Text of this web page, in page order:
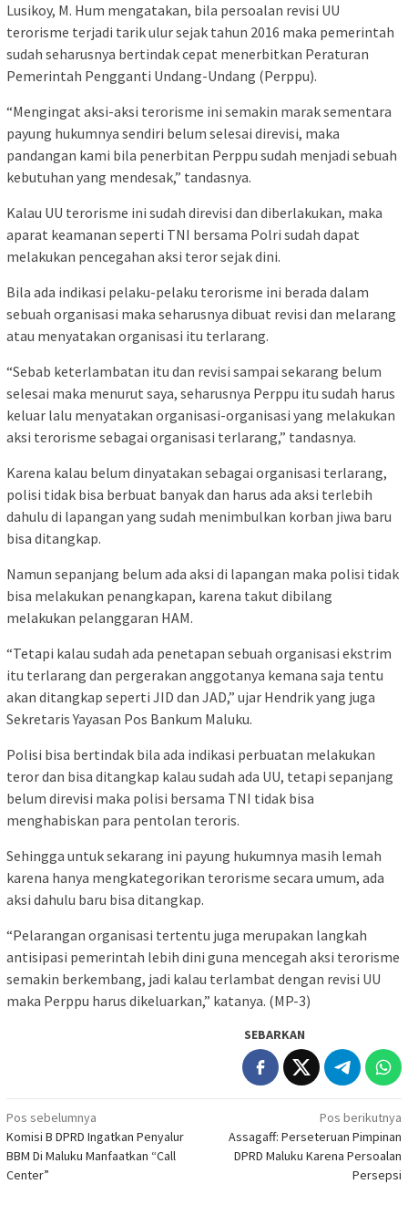
Lusikoy, M. Hum mengatakan, bila persoalan revisi UU
terorisme terjadi tarik ulur sejak tahun 2016 maka pemerintah
sudah seharusnya bertindak cepat menerbitkan Peraturan
Pemerintah Pengganti Undang-Undang (Perppu).
“Mengingat aksi-aksi terorisme ini semakin marak sementara
payung hukumnya sendiri belum selesai direvisi, maka
pandangan kami bila penerbitan Perppu sudah menjadi sebuah
kebutuhan yang mendesak,” tandasnya.
Kalau UU terorisme ini sudah direvisi dan diberlakukan, maka
aparat keamanan seperti TNI bersama Polri sudah dapat
melakukan pencegahan aksi teror sejak dini.
Bila ada indikasi pelaku-pelaku terorisme ini berada dalam
sebuah organisasi maka seharusnya dibuat revisi dan melarang
atau menyatakan organisasi itu terlarang.
“Sebab keterlambatan itu dan revisi sampai sekarang belum
selesai maka menurut saya, seharusnya Perppu itu sudah harus
keluar lalu menyatakan organisasi-organisasi yang melakukan
aksi terorisme sebagai organisasi terlarang,” tandasnya.
Karena kalau belum dinyatakan sebagai organisasi terlarang,
polisi tidak bisa berbuat banyak dan harus ada aksi terlebih
dahulu di lapangan yang sudah menimbulkan korban jiwa baru
bisa ditangkap.
Namun sepanjang belum ada aksi di lapangan maka polisi tidak
bisa melakukan penangkapan, karena takut dibilang
melakukan pelanggaran HAM.
“Tetapi kalau sudah ada penetapan sebuah organisasi ekstrim
itu terlarang dan pergerakan anggotanya kemana saja tentu
akan ditangkap seperti JID dan JAD,” ujar Hendrik yang juga
Sekretaris Yayasan Pos Bankum Maluku.
Polisi bisa bertindak bila ada indikasi perbuatan melakukan
teror dan bisa ditangkap kalau sudah ada UU, tetapi sepanjang
belum direvisi maka polisi bersama TNI tidak bisa
menghabiskan para pentolan teroris.
Sehingga untuk sekarang ini payung hukumnya masih lemah
karena hanya mengkategorikan terorisme secara umum, ada
aksi dahulu baru bisa ditangkap.
“Pelarangan organisasi tertentu juga merupakan langkah
antisipasi pemerintah lebih dini guna mencegah aksi terorisme
semakin berkembang, jadi kalau terlambat dengan revisi UU
maka Perppu harus dikeluarkan,” katanya. (MP-3)
SEBARKAN
Navigasi
pos
Pos sebelumnya
Komisi B DPRD Ingatkan Penyalur
BBM Di Maluku Manfaatkan “Call
Center”
Pos berikutnya
Assagaff: Perseteruan Pimpinan
DPRD Maluku Karena Persoalan
Persepsi